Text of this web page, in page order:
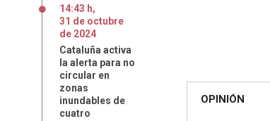
14:43 h,
31 de octubre
de 2024
Cataluña activa
la alerta para no
circular en
zonas
inundables de
cuatro
OPINIÓN